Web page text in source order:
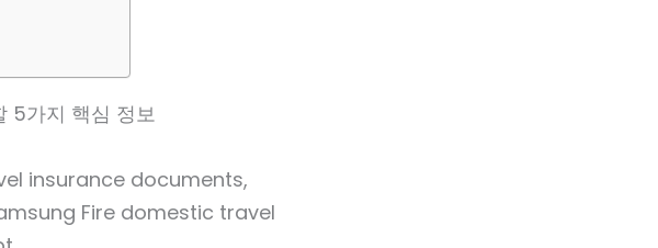
5가지 핵심 정보